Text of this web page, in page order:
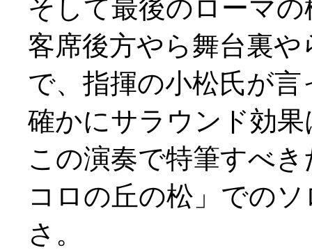
そして最後のローマの
客席後方やら舞台裏
で、指揮の小松氏が
確かにサラウンド効
この演奏で特筆すべ
コロの丘の松」での
さ。